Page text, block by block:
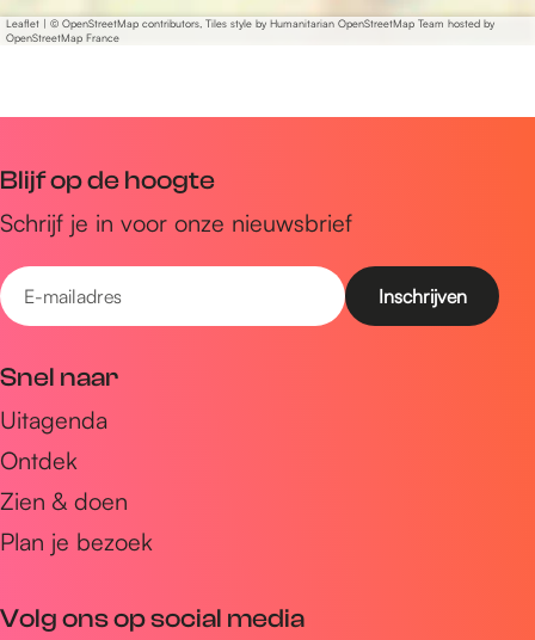
c
k
Leaflet | © OpenStreetMap contributors, Tiles style by Humanitarian OpenStreetMap Team hosted by
OpenStreetMap France
Blijf op de hoogte
Schrijf je in voor onze nieuwsbrief
E
-
a
i
l
a
d
e
Snel naar
Uitagenda
Ontdek
Zien & doen
Plan je bezoek
Volg ons op social media